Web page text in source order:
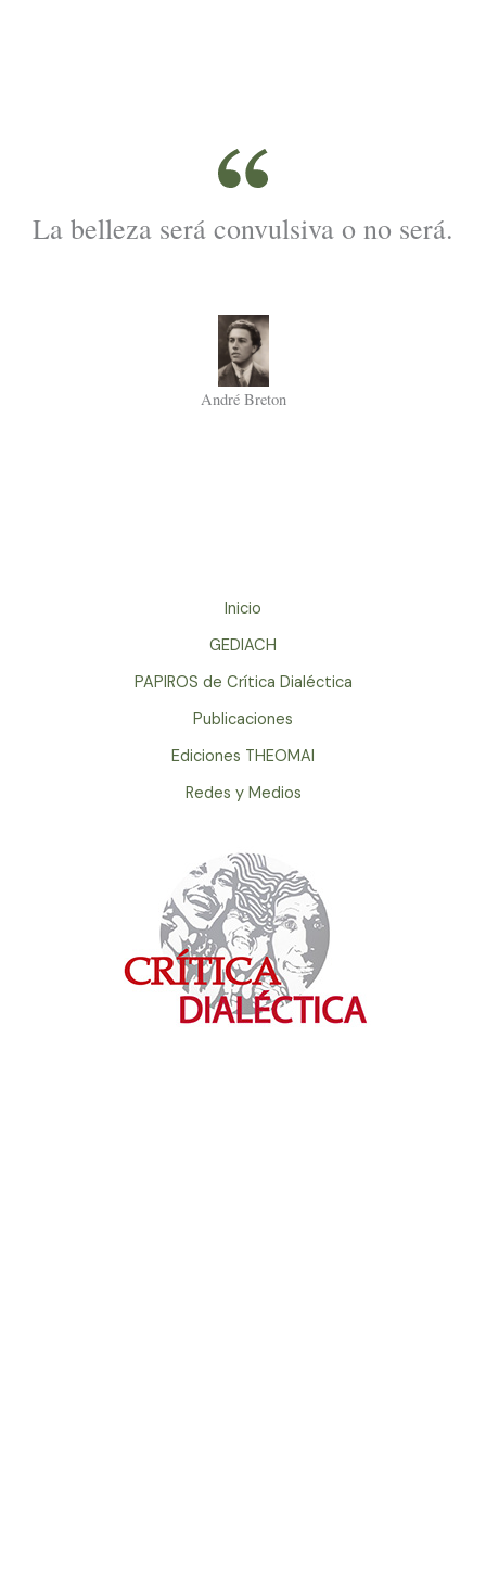
La belleza será convulsiva o no será.
André Breton
Inicio
GEDIACH
PAPIROS de Crítica Dialéctica
Publicaciones
Ediciones THEOMAI
Redes y Medios